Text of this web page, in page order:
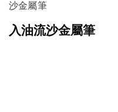
沙金屬筆
入油流沙金屬筆